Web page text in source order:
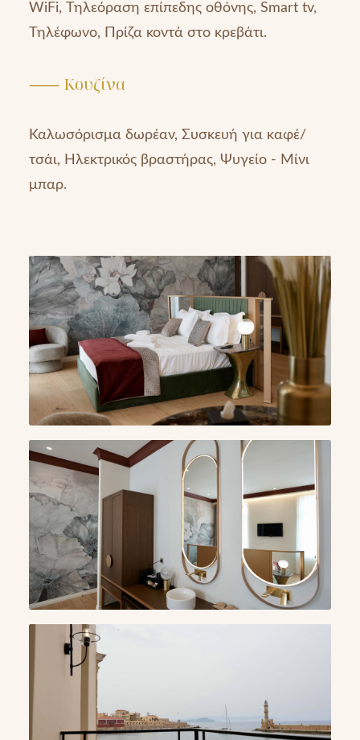
WiFi, Τηλεόραση επίπεδης οθόνης, Smart tv,
Τηλέφωνο, Πρίζα κοντά στο κρεβάτι.
⸺ Κουζίνα
Καλωσόρισμα δωρέαν, Συσκευή για καφέ/
τσάι, Ηλεκτρικός βραστήρας, Ψυγείο - Μίνι
μπαρ.